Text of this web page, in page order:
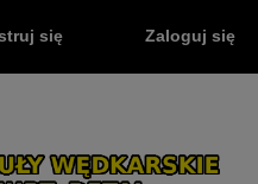
się Zaloguj się